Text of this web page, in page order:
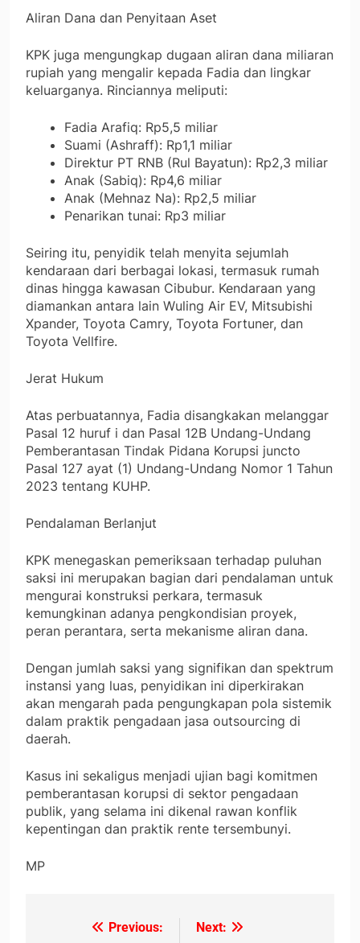
Aliran Dana dan Penyitaan Aset
KPK juga mengungkap dugaan aliran dana miliaran
rupiah yang mengalir kepada Fadia dan lingkar
keluarganya. Rinciannya meliputi:
Fadia Arafiq: Rp5,5 miliar
Suami (Ashraff): Rp1,1 miliar
Direktur PT RNB (Rul Bayatun): Rp2,3 miliar
Anak (Sabiq): Rp4,6 miliar
Anak (Mehnaz Na): Rp2,5 miliar
Penarikan tunai: Rp3 miliar
Seiring itu, penyidik telah menyita sejumlah
kendaraan dari berbagai lokasi, termasuk rumah
dinas hingga kawasan Cibubur. Kendaraan yang
diamankan antara lain Wuling Air EV, Mitsubishi
Xpander, Toyota Camry, Toyota Fortuner, dan
Toyota Vellfire.
Jerat Hukum
Atas perbuatannya, Fadia disangkakan melanggar
Pasal 12 huruf i dan Pasal 12B Undang-Undang
Pemberantasan Tindak Pidana Korupsi juncto
Pasal 127 ayat (1) Undang-Undang Nomor 1 Tahun
2023 tentang KUHP.
Pendalaman Berlanjut
KPK menegaskan pemeriksaan terhadap puluhan
saksi ini merupakan bagian dari pendalaman untuk
mengurai konstruksi perkara, termasuk
kemungkinan adanya pengkondisian proyek,
peran perantara, serta mekanisme aliran dana.
Dengan jumlah saksi yang signifikan dan spektrum
instansi yang luas, penyidikan ini diperkirakan
akan mengarah pada pengungkapan pola sistemik
dalam praktik pengadaan jasa outsourcing di
daerah.
Kasus ini sekaligus menjadi ujian bagi komitmen
pemberantasan korupsi di sektor pengadaan
publik, yang selama ini dikenal rawan konflik
kepentingan dan praktik rente tersembunyi.
MP
NavigasiPrevious: Next: